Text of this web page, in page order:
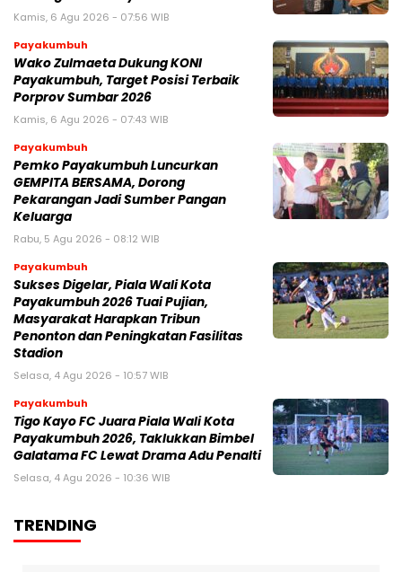
Kamis, 6 Agu 2026 - 07:56 WIB
Payakumbuh
Wako Zulmaeta Dukung KONI
Payakumbuh, Target Posisi Terbaik
Porprov Sumbar 2026
Kamis, 6 Agu 2026 - 07:43 WIB
Payakumbuh
Pemko Payakumbuh Luncurkan
GEMPITA BERSAMA, Dorong
Pekarangan Jadi Sumber Pangan
Keluarga
Rabu, 5 Agu 2026 - 08:12 WIB
Payakumbuh
Sukses Digelar, Piala Wali Kota
Payakumbuh 2026 Tuai Pujian,
Masyarakat Harapkan Tribun
Penonton dan Peningkatan Fasilitas
Stadion
Selasa, 4 Agu 2026 - 10:57 WIB
Payakumbuh
Tigo Kayo FC Juara Piala Wali Kota
Payakumbuh 2026, Taklukkan Bimbel
Galatama FC Lewat Drama Adu Penalti
Selasa, 4 Agu 2026 - 10:36 WIB
TRENDING